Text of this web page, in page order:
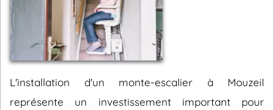
L'installation d'un monte-escalier à Mouzeil
représente un investissement important pour